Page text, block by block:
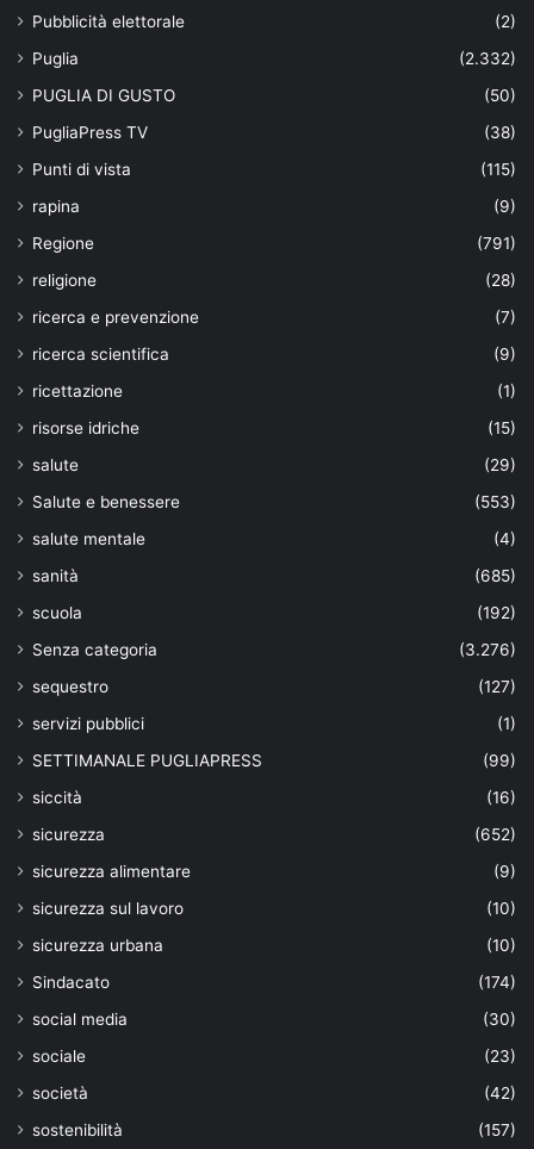
Pubblicità elettorale
(2)
Puglia
(2.332)
PUGLIA DI GUSTO
(50)
PugliaPress TV
(38)
Punti di vista
(115)
rapina
(9)
Regione
(791)
religione
(28)
ricerca e prevenzione
(7)
ricerca scientifica
(9)
ricettazione
(1)
risorse idriche
(15)
salute
(29)
Salute e benessere
(553)
salute mentale
(4)
sanità
(685)
scuola
(192)
Senza categoria
(3.276)
sequestro
(127)
servizi pubblici
(1)
SETTIMANALE PUGLIAPRESS
(99)
siccità
(16)
sicurezza
(652)
sicurezza alimentare
(9)
sicurezza sul lavoro
(10)
sicurezza urbana
(10)
Sindacato
(174)
social media
(30)
sociale
(23)
società
(42)
sostenibilità
(157)